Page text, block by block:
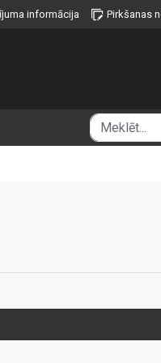
informācija Pirkšanas